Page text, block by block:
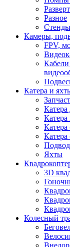
Разное
Камеры,
FPV,
Катера и
Катера
Яхты
3D
Колесный